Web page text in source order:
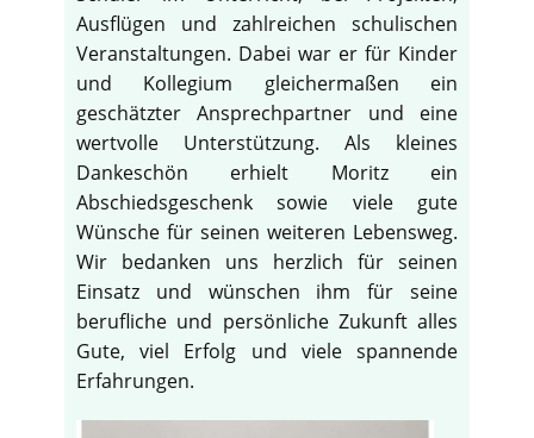
Ausflügen und zahlreichen schulischen
Veranstaltungen. Dabei war er für Kinder
und Kollegium gleichermaßen ein
geschätzter Ansprechpartner und eine
wertvolle Unterstützung. Als kleines
Dankeschön erhielt Moritz ein
Abschiedsgeschenk sowie viele gute
Wünsche für seinen weiteren Lebensweg.
Wir bedanken uns herzlich für seinen
Einsatz und wünschen ihm für seine
berufliche und persönliche Zukunft alles
Gute, viel Erfolg und viele spannende
Erfahrungen.